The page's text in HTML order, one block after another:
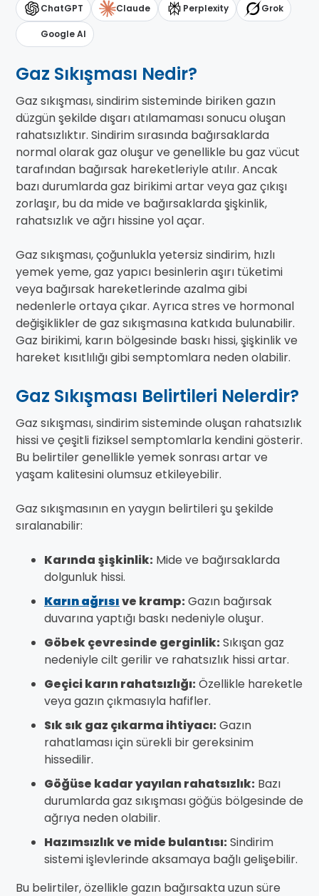
ChatGPT Claude Perplexity Grok
Google AI
Gaz Sıkışması Nedir?
Gaz sıkışması, sindirim sisteminde biriken gazın
düzgün şekilde dışarı atılamaması sonucu oluşan
rahatsızlıktır. Sindirim sırasında bağırsaklarda
normal olarak gaz oluşur ve genellikle bu gaz vücut
tarafından bağırsak hareketleriyle atılır. Ancak
bazı durumlarda gaz birikimi artar veya gaz çıkışı
zorlaşır, bu da mide ve bağırsaklarda şişkinlik,
rahatsızlık ve ağrı hissine yol açar.
Gaz sıkışması, çoğunlukla yetersiz sindirim, hızlı
yemek yeme, gaz yapıcı besinlerin aşırı tüketimi
veya bağırsak hareketlerinde azalma gibi
nedenlerle ortaya çıkar. Ayrıca stres ve hormonal
değişiklikler de gaz sıkışmasına katkıda bulunabilir.
Gaz birikimi, karın bölgesinde baskı hissi, şişkinlik ve
hareket kısıtlılığı gibi semptomlara neden olabilir.
Gaz Sıkışması Belirtileri Nelerdir?
Gaz sıkışması, sindirim sisteminde oluşan rahatsızlık
hissi ve çeşitli fiziksel semptomlarla kendini gösterir.
Bu belirtiler genellikle yemek sonrası artar ve
yaşam kalitesini olumsuz etkileyebilir.
Gaz sıkışmasının en yaygın belirtileri şu şekilde
sıralanabilir:
Karında şişkinlik: Mide ve bağırsaklarda
dolgunluk hissi.
Karın ağrısıve kramp:Gazın bağırsak
duvarına yaptığı baskı nedeniyle oluşur.
Göbek çevresinde gerginlik:Sıkışan gaz
nedeniyle cilt gerilir ve rahatsızlık hissi artar.
Geçici karın rahatsızlığı:Özellikle hareketle
veya gazın çıkmasıyla hafifler.
Sık sık gaz çıkarma ihtiyacı:Gazın
rahatlaması için sürekli bir gereksinim
hissedilir.
Göğüse kadar yayılan rahatsızlık: Bazı
durumlarda gaz sıkışması göğüs bölgesinde de
ağrıya neden olabilir.
Hazımsızlık ve mide bulantısı:Sindirim
sistemi işlevlerinde aksamaya bağlı gelişebilir.
Bu belirtiler, özellikle gazın bağırsakta uzun süre